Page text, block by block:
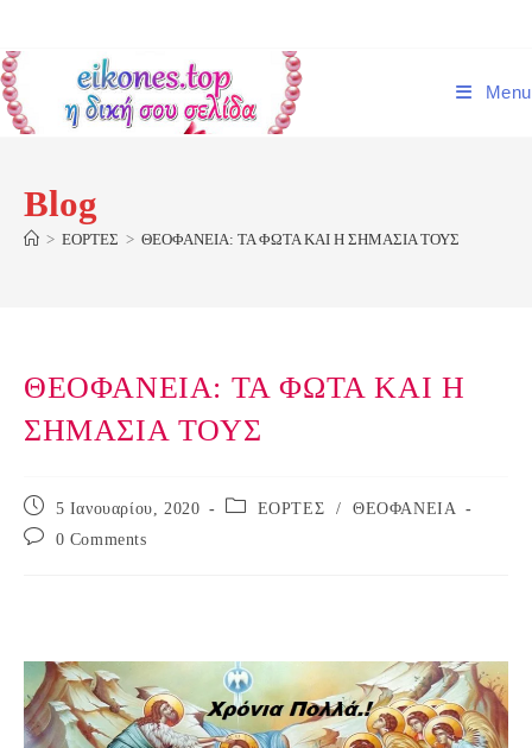
content
Menu
Blog
> ΕΟΡΤΕΣ > ΘΕΟΦΑΝΕΙΑ: ΤΑ ΦΩΤΑ ΚΑΙ Η ΣΗΜΑΣΙΑ ΤΟΥΣ
ΘΕΟΦΑΝΕΙΑ: ΤΑ ΦΩΤΑ ΚΑΙ Η
ΣΗΜΑΣΙΑ ΤΟΥΣ
Post
published:
5 Ιανουαρίου, 2020
Post
ΕΟΡΤΕΣ /
ΘΕΟΦΑΝΕΙΑ
Post
0 Comments